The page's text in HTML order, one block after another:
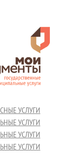
УСЛУГИ
УСЛУГИ
УСЛУГИ
УСЛУГИ